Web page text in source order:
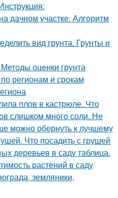
дачном участке. Алгоритм
вид грунта. Грунты и
оценки грунта
регионам и срокам
плов в кастрюле. Что
слишком много соли. Не
можно обернуть к лучшему
Что посадить с грушей
деревьев в саду таблица.
растений в саду
земляники,